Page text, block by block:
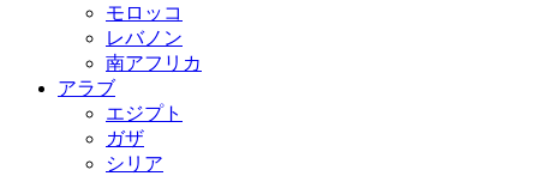
モロッコ
レバノン
南アフリカ
アラブ
エジプト
ガザ
シリア